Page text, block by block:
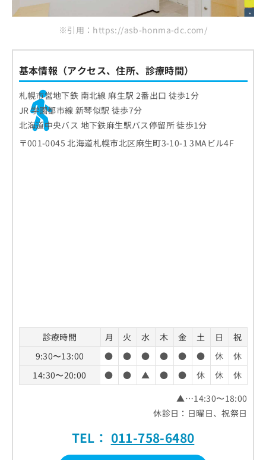
※引用：https://asb-honma-dc.com/
基本情報（アクセス、住所、診療時間）
札幌市営地下鉄 南北線 麻生駅 2番出口 徒歩1分
JR 学園都市線 新琴似駅 徒歩7分
北海道中央バス 地下鉄麻生駅バス停留所 徒歩1分
〒001-0045 北海道札幌市北区麻生町3-10-1 3MAビル4F
診療時間 月 火 水 木 金 土 日
祝
9:30〜13:00
● ● ● ● ● ● 休
休
14:30〜20:00
● ● ▲ ● ● 休 休
休
▲…14:30〜18:00
休診日：日曜日、祝祭日
TEL： 011-758-6480